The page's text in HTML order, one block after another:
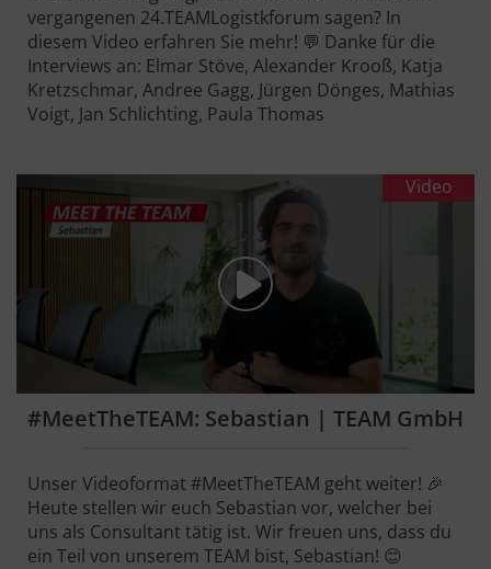
vergangenen 24.TEAMLogistkforum sagen? In
diesem Video erfahren Sie mehr! 💬 Danke für die
Interviews an: Elmar Stöve, Alexander Krooß, Katja
Kretzschmar, Andree Gagg, Jürgen Dönges, Mathias
Voigt, Jan Schlichting, Paula Thomas
Video
#MeetTheTEAM: Sebastian | TEAM GmbH
Unser Videoformat #MeetTheTEAM geht weiter! 🎉
Heute stellen wir euch Sebastian vor, welcher bei
uns als Consultant tätig ist. Wir freuen uns, dass du
ein Teil von unserem TEAM bist, Sebastian! 😊